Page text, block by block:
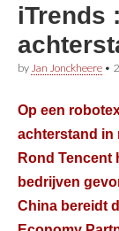
iTrends
by Jan Jonckheere •
Op een
achterstand in
Rond Tencent
bedrijven
China bereidt